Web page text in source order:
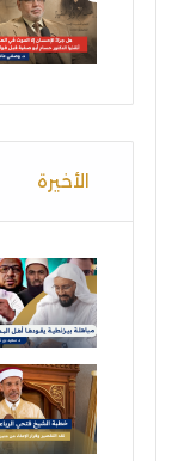
الأخيرة